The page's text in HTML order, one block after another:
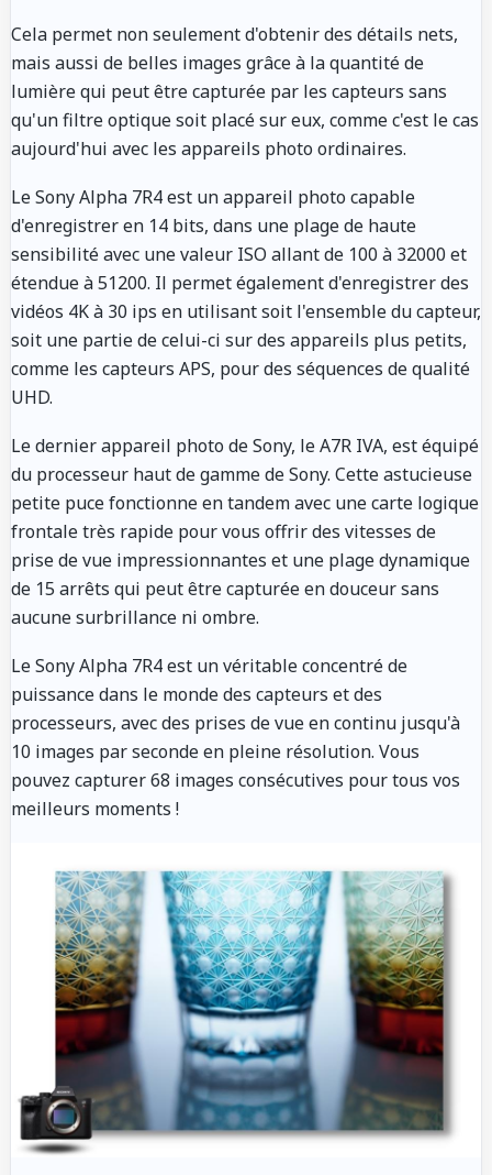
Cela permet non seulement d'obtenir des détails nets,
mais aussi de belles images grâce à la quantité de
lumière qui peut être capturée par les capteurs sans
qu'un filtre optique soit placé sur eux, comme c'est le cas
aujourd'hui avec les appareils photo ordinaires.
Le Sony Alpha 7R4 est un appareil photo capable
d'enregistrer en 14 bits, dans une plage de haute
sensibilité avec une valeur ISO allant de 100 à 32000 et
étendue à 51200. Il permet également d'enregistrer des
vidéos 4K à 30 ips en utilisant soit l'ensemble du capteur,
soit une partie de celui-ci sur des appareils plus petits,
comme les capteurs APS, pour des séquences de qualité
UHD.
Le dernier appareil photo de Sony, le A7R IVA, est équipé
du processeur haut de gamme de Sony. Cette astucieuse
petite puce fonctionne en tandem avec une carte logique
frontale très rapide pour vous offrir des vitesses de
prise de vue impressionnantes et une plage dynamique
de 15 arrêts qui peut être capturée en douceur sans
aucune surbrillance ni ombre.
Le Sony Alpha 7R4 est un véritable concentré de
puissance dans le monde des capteurs et des
processeurs, avec des prises de vue en continu jusqu'à
10 images par seconde en pleine résolution. Vous
pouvez capturer 68 images consécutives pour tous vos
meilleurs moments !